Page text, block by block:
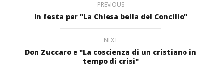
PREVIOUS
In festa per "La Chiesa bella del Concilio"
NEXT
Don Zuccaro e "La coscienza di un cristiano in
tempo di crisi"